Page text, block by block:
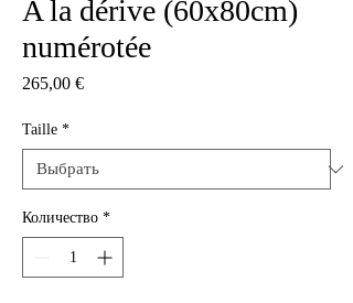
A la dérive (60x80cm)
numérotée
265,00 €Цена
Taille *
Количество *